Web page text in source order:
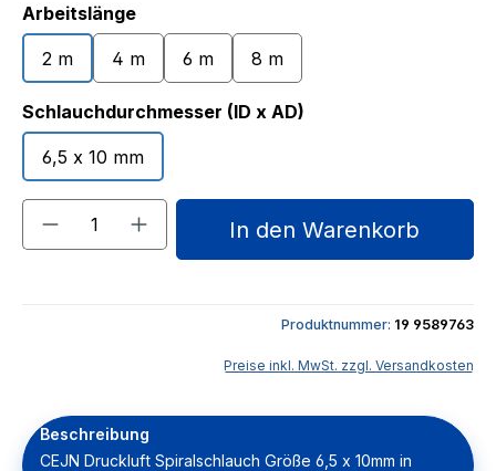
Arbeitslängeauswählen
2 m 4 m 6 m 8 m
Schlauchdurchmesser (ID x AD)
6,5 x 10 mm
Produkt Anzahl: Gib den
In den Warenkorb
Produktnummer: 19 9589763
Preise inkl. MwSt. zzgl. Versandkosten
Beschreibung
CEJN Druckluft Spiralschlauch Größe 6,5 x 10mm in